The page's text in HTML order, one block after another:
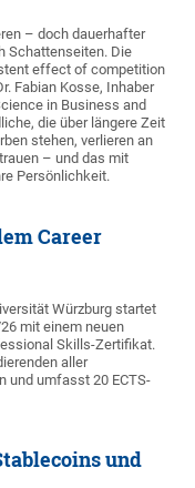
– doch dauerhafter
Schattenseiten. Die
effect of competition
Fabian Kosse, Inhaber
in Business and
die über längere Zeit
stehen, verlieren an
– und das mit
Persönlichkeit.
Career
Würzburg startet
mit einem neuen
Skills-Zertifikat.
aller
und umfasst 20 ECTS-
und